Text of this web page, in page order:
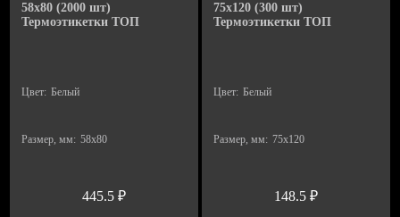
58х80 (2000 шт)
Термоэтикетки ТОП
Цвет: Белый
Размер, мм: 58х80
445.5₽
75x120 (300 шт)
Термоэтикетки ТОП
Цвет: Белый
Размер, мм: 75x120
148.5₽